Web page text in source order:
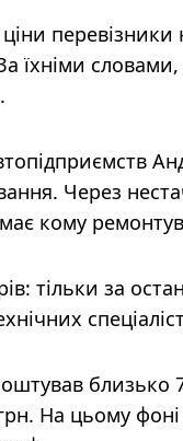
перевізники
їхніми
Через
кому
тільки за
близько
На цьому